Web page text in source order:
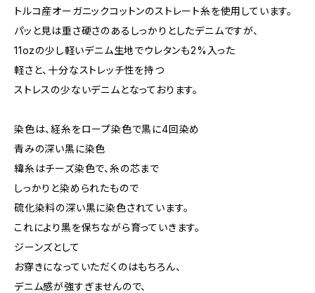
トルコ産オーガニックコットンのストレート糸を使用しています。
パッと見は重さ硬さのあるしっかりとしたデニムですが、
11ozの少し軽いデニム生地でウレタンも2%入った
軽さと、十分なストレッチ性を持つ
ストレスの少ないデニムとなっております。
染色は、経糸をロープ染色で黒に4回染め
青みの深い黒に染色
緯糸はチーズ染色で、糸の芯まで
しっかりと染められたもので
硫化染料の深い黒に染色されています。
これにより黒を保ちながら育っていきます。
ジーンズとして
お穿きになっていただくのはもちろん、
デニム感が強すぎませんので、